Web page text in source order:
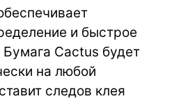
и быстрое
Cactus будет
на любой
следов клея